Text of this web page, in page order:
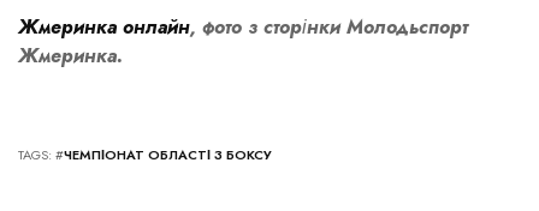
Жмеринка онлайн, фото з сторінкиМолодьспорт
Жмеринка.
TAGS: #ЧЕМПІОНАТ ОБЛАСТІ З БОКСУ